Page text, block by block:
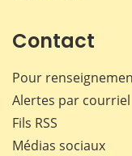
Contact
Pour
Alertes par courriel
Fils RSS
Médias sociaux